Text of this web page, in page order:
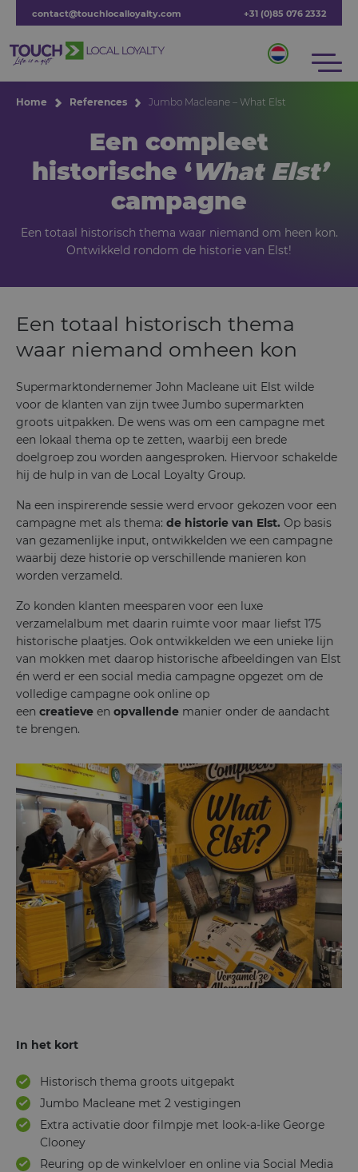
contact@touchlocalloyalty.com +31 (0)85 076 2332
Home References Jumbo Macleane – What Elst
Een compleet
historische ‘What Elst’
campagne
Een totaal historisch thema waar niemand om heen kon.
Ontwikkeld rondom de historie van Elst!
Een totaal historisch thema
waar niemand omheen kon
Supermarktondernemer John Macleane uit Elst wilde
voor de klanten van zijn twee Jumbo supermarkten
groots uitpakken. De wens was om een campagne met
een lokaal thema op te zetten, waarbij een brede
doelgroep zou worden aangesproken. Hiervoor schakelde
hij de hulp in van de Local Loyalty Group.
Na een inspirerende sessie werd ervoor gekozen voor een
campagne met als thema: de historie van Elst. Op basis
van gezamenlijke input, ontwikkelden we een campagne
waarbij deze historie op verschillende manieren kon
worden verzameld.
Zo konden klanten meesparen voor een luxe
verzamelalbum met daarin ruimte voor maar liefst 175
historische plaatjes. Ook ontwikkelden we een unieke lijn
van mokken met daarop historische afbeeldingen van Elst
én werd er een social media campagne opgezet om de
volledige campagne ook online op
een creatieve en opvallende manier onder de aandacht
te brengen.
In het kort
Historisch thema groots uitgepakt
Jumbo Macleane met 2 vestigingen
Extra activatie door filmpje met look-a-like George
Clooney
Reuring op de winkelvloer en online via Social Media